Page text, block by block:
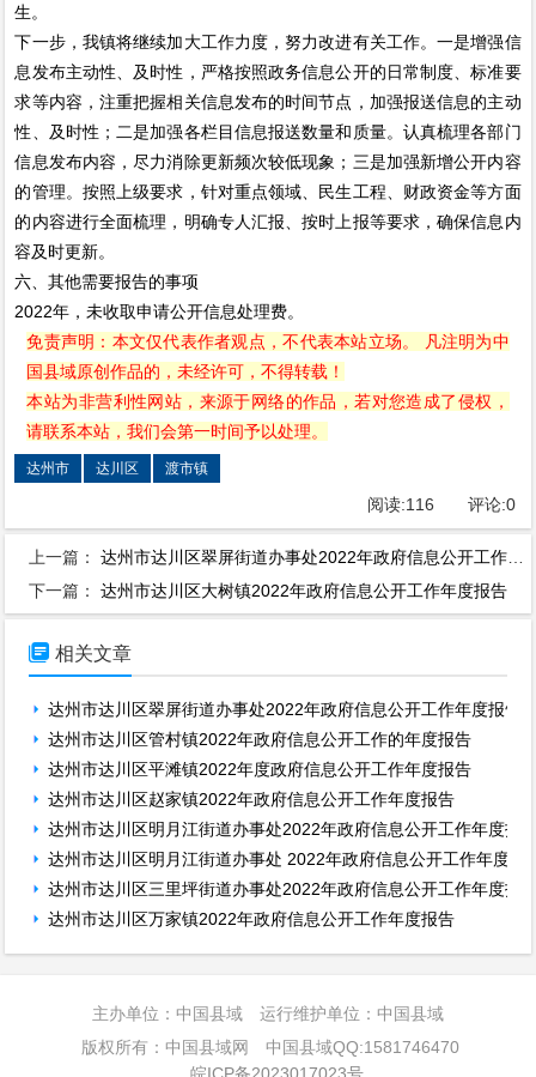
生。
下一步，我镇将继续加大工作力度，努力改进有关工作。一是增强信
息发布主动性、及时性，严格按照政务信息公开的日常制度、标准要
求等内容，注重把握相关信息发布的时间节点，加强报送信息的主动
性、及时性；二是加强各栏目信息报送数量和质量。认真梳理各部门
信息发布内容，尽力消除更新频次较低现象；三是加强新增公开内容
的管理。按照上级要求，针对重点领域、民生工程、财政资金等方面
的内容进行全面梳理，明确专人汇报、按时上报等要求，确保信息内
容及时更新。
六、其他需要报告的事项
2022年，未收取申请公开信息处理费。
免责声明：本文仅代表作者观点，不代表本站立场。 凡注明为中
国县域原创作品的，未经许可，不得转载！
本站为非营利性网站，来源于网络的作品，若对您造成了侵权，
请联系本站，我们会第一时间予以处理。
达州市 达川区 渡市镇
阅读:116 评论:0
上一篇：达州市达川区翠屏街道办事处2022年政府信息公开工作年度报告
下一篇：达州市达川区大树镇2022年政府信息公开工作年度报告
 相关文章
达州市达川区翠屏街道办事处2022年政府信息公开工作年度报告
达州市达川区管村镇2022年政府信息公开工作的年度报告
达州市达川区平滩镇2022年度政府信息公开工作年度报告
达州市达川区赵家镇2022年政府信息公开工作年度报告
达州市达川区明月江街道办事处2022年政府信息公开工作年度报
达州市达川区明月江街道办事处 2022年政府信息公开工作年度报
达州市达川区三里坪街道办事处2022年政府信息公开工作年度报
达州市达川区万家镇2022年政府信息公开工作年度报告
主办单位：中国县域 运行维护单位：中国县域
版权所有：中国县域网 中国县域QQ:1581746470